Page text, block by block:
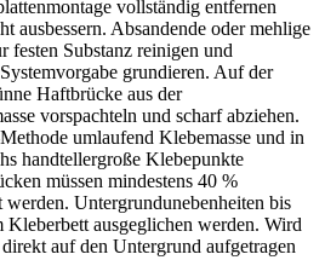
vollständig entfernen
ausbessern. Absandende oder mehlige
festen Substanz reinigen und
grundieren. Auf der
Haftbrücke aus der
vorspachteln und scharf abziehen.
umlaufend Klebemasse und in
handtellergroße Klebepunkte
müssen mindestens 40 %
Untergrundunebenheiten bis
ausgeglichen werden. Wird
auf den Untergrund aufgetragen